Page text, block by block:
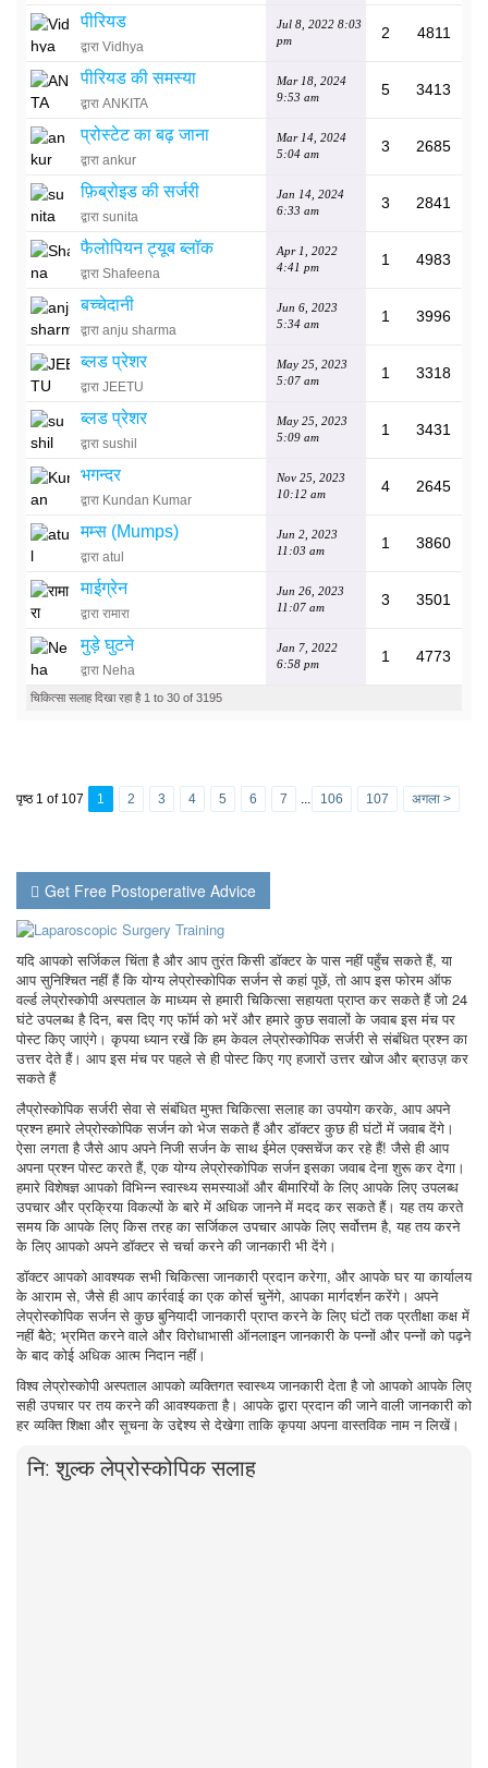
पीरियड
द्वारा Vidhya
Jul 8, 2022 8:03
pm
2 4811
पीरियड की समस्या
द्वारा ANKITA
Mar 18, 2024
9:53 am
5 3413
प्रोस्टेट का बढ़ जाना
द्वारा ankur
Mar 14, 2024
5:04 am
3 2685
फ़िब्रोइड की सर्जरी
द्वारा sunita
Jan 14, 2024
6:33 am
3 2841
फैलोपियन ट्यूब ब्लॉक
द्वारा Shafeena
Apr 1, 2022
4:41 pm
1 4983
बच्चेदानी
द्वारा anju sharma
Jun 6, 2023
5:34 am
1 3996
ब्लड प्रेशर
द्वारा JEETU
May 25, 2023
5:07 am
1 3318
ब्लड प्रेशर
द्वारा sushil
May 25, 2023
5:09 am
1 3431
भगन्दर
द्वारा Kundan Kumar
Nov 25, 2023
10:12 am
4 2645
मम्स (Mumps)
द्वारा atul
Jun 2, 2023
11:03 am
1 3860
माईग्रेन
द्वारा रामारा
Jun 26, 2023
11:07 am
3 3501
मुड़े घुटने
द्वारा Neha
Jan 7, 2022
6:58 pm
1 4773
चिकित्सा सलाह दिखा रहा है 1 to 30 of 3195
पृष्ठ 1 of 107 1 2 3 4 5 6 7 ... 106 107 अगला >
Get Free Postoperative Advice
यदि आपको सर्जिकल चिंता है और आप तुरंत किसी डॉक्टर के पास नहीं पहुँच सकते हैं, या
आप सुनिश्चित नहीं हैं कि योग्य लेप्रोस्कोपिक सर्जन से कहां पूछें, तो आप इस फोरम ऑफ
वर्ल्ड लेप्रोस्कोपी अस्पताल के माध्यम से हमारी चिकित्सा सहायता प्राप्त कर सकते हैं जो 24
घंटे उपलब्ध है दिन, बस दिए गए फॉर्म को भरें और हमारे कुछ सवालों के जवाब इस मंच पर
पोस्ट किए जाएंगे। कृपया ध्यान रखें कि हम केवल लेप्रोस्कोपिक सर्जरी से संबंधित प्रश्न का
उत्तर देते हैं। आप इस मंच पर पहले से ही पोस्ट किए गए हजारों उत्तर खोज और ब्राउज़ कर
सकते हैं
लैप्रोस्कोपिक सर्जरी सेवा से संबंधित मुफ्त चिकित्सा सलाह का उपयोग करके, आप अपने
प्रश्न हमारे लेप्रोस्कोपिक सर्जन को भेज सकते हैं और डॉक्टर कुछ ही घंटों में जवाब देंगे।
ऐसा लगता है जैसे आप अपने निजी सर्जन के साथ ईमेल एक्सचेंज कर रहे हैं! जैसे ही आप
अपना प्रश्न पोस्ट करते हैं, एक योग्य लेप्रोस्कोपिक सर्जन इसका जवाब देना शुरू कर देगा।
हमारे विशेषज्ञ आपको विभिन्न स्वास्थ्य समस्याओं और बीमारियों के लिए आपके लिए उपलब्ध
उपचार और प्रक्रिया विकल्पों के बारे में अधिक जानने में मदद कर सकते हैं। यह तय करते
समय कि आपके लिए किस तरह का सर्जिकल उपचार आपके लिए सर्वोत्तम है, यह तय करने
के लिए आपको अपने डॉक्टर से चर्चा करने की जानकारी भी देंगे।
डॉक्टर आपको आवश्यक सभी चिकित्सा जानकारी प्रदान करेगा, और आपके घर या कार्यालय
के आराम से, जैसे ही आप कार्रवाई का एक कोर्स चुनेंगे, आपका मार्गदर्शन करेंगे। अपने
लेप्रोस्कोपिक सर्जन से कुछ बुनियादी जानकारी प्राप्त करने के लिए घंटों तक प्रतीक्षा कक्ष में
नहीं बैठे; भ्रमित करने वाले और विरोधाभासी ऑनलाइन जानकारी के पन्नों और पन्नों को पढ़ने
के बाद कोई अधिक आत्म निदान नहीं।
विश्व लेप्रोस्कोपी अस्पताल आपको व्यक्तिगत स्वास्थ्य जानकारी देता है जो आपको आपके लिए
सही उपचार पर तय करने की आवश्यकता है। आपके द्वारा प्रदान की जाने वाली जानकारी को
हर व्यक्ति शिक्षा और सूचना के उद्देश्य से देखेगा ताकि कृपया अपना वास्तविक नाम न लिखें।
नि: शुल्क लेप्रोस्कोपिक सलाह